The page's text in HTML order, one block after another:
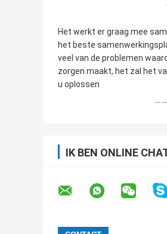
Het werkt er graag mee
het beste
veel van de problemen
zorgen maakt, het zal het
u oplossen
——
IK BEN ONLINE